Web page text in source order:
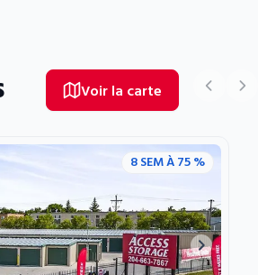
Voir la carte
8 SEM À 75 %
Next